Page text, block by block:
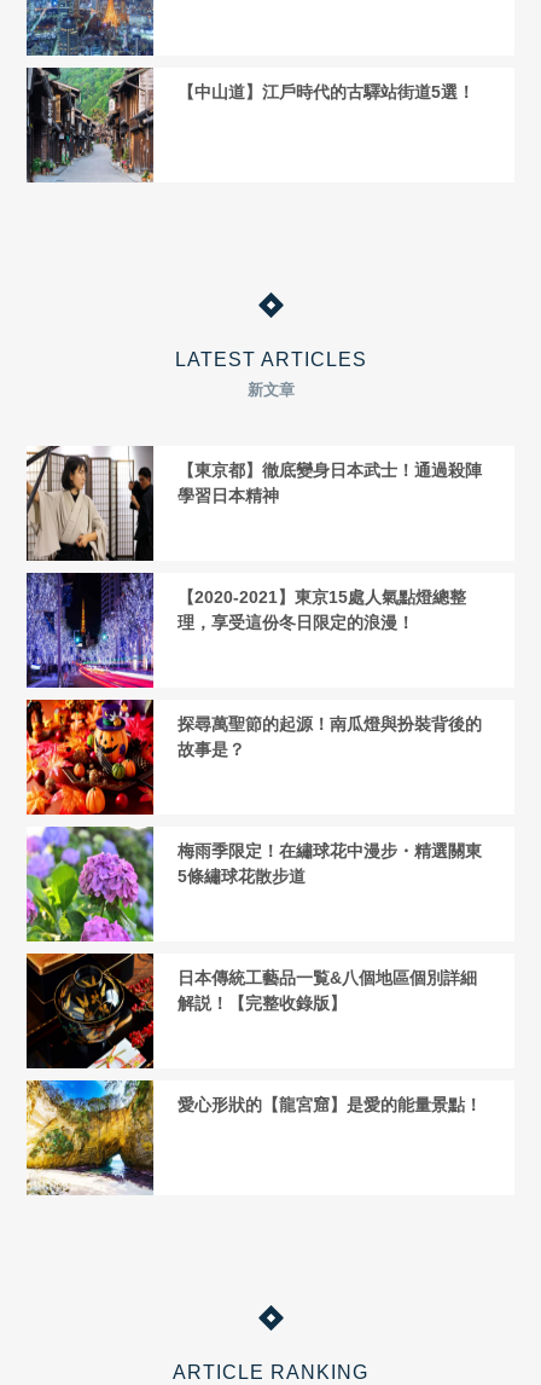
【中山道】江戶時代的古驛站街道5選！
LATEST ARTICLES
新文章
【東京都】徹底變身日本武士！通過殺陣
學習日本精神
【2020-2021】東京15處人氣點燈總整
理，享受這份冬日限定的浪漫！
探尋萬聖節的起源！南瓜燈與扮裝背後的
故事是？
梅雨季限定！在繡球花中漫步・精選關東
5條繡球花散步道
日本傳統工藝品一覧&八個地區個別詳細
解説！【完整收錄版】
愛心形狀的【龍宮窟】是愛的能量景點！
ARTICLE RANKING